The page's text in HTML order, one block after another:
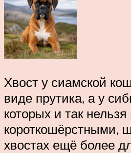
Хвост у сиамской
виде прутика, а у
которых и так нельзя
короткошёрстными,
хвостах ещё более